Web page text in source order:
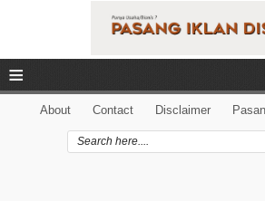
≡
About Contact Disclaimer